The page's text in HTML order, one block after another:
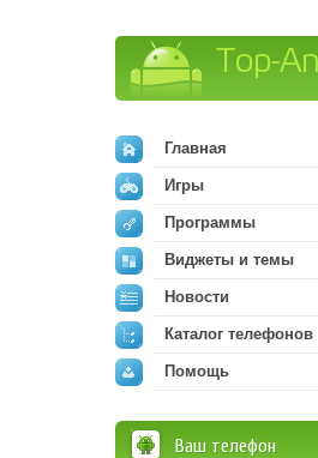
Главная
Игры
Программы
Виджеты и темы
Новости
Каталог телефонов
Помощь
Ваш телефон